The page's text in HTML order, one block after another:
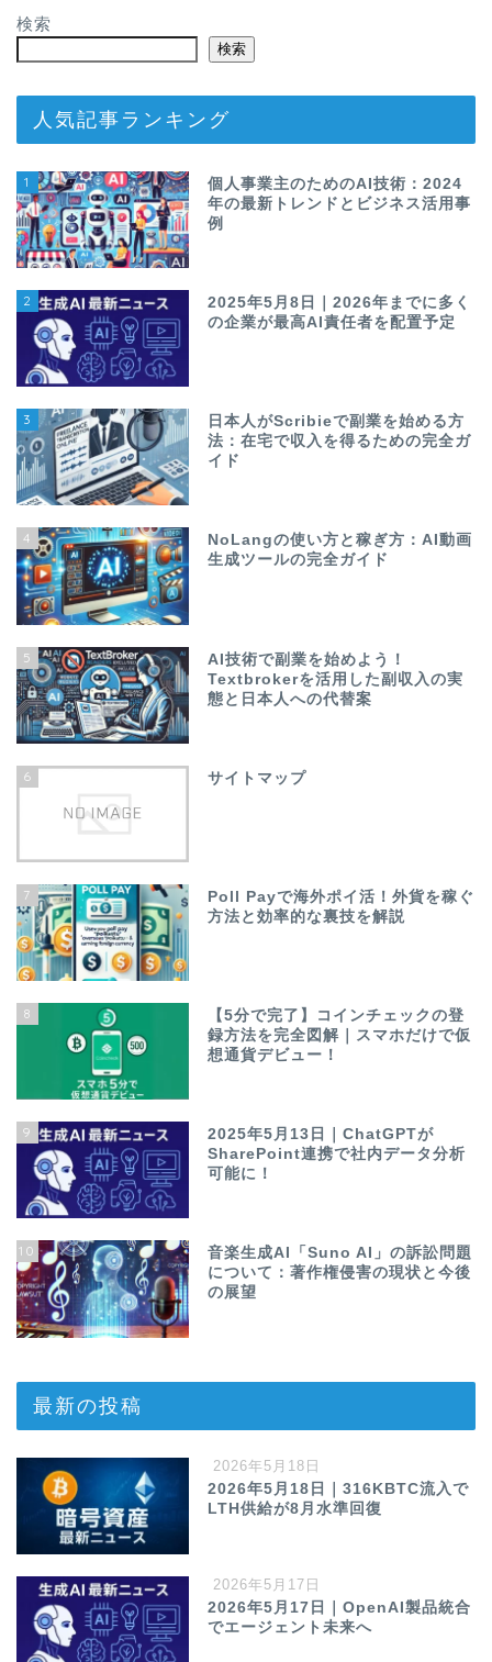
検索
検索
人気記事ランキング
1
個人事業主のためのAI技術：2024
年の最新トレンドとビジネス活用事
例
2
2025年5月8日｜2026年までに多く
の企業が最高AI責任者を配置予定
3
日本人がScribieで副業を始める方
法：在宅で収入を得るための完全ガ
イド
4
NoLangの使い方と稼ぎ方：AI動画
生成ツールの完全ガイド
5
AI技術で副業を始めよう！
Textbrokerを活用した副収入の実
態と日本人への代替案
6 サイトマップ
7
Poll Payで海外ポイ活！外貨を稼ぐ
方法と効率的な裏技を解説
8
【5分で完了】コインチェックの登
録方法を完全図解｜スマホだけで仮
想通貨デビュー！
9
2025年5月13日｜ChatGPTが
SharePoint連携で社内データ分析
可能に！
10
音楽生成AI「Suno AI」の訴訟問題
について：著作権侵害の現状と今後
の展望
最新の投稿
2026年5月18日
2026年5月18日｜316KBTC流入で
LTH供給が8月水準回復
2026年5月17日
2026年5月17日｜OpenAI製品統合
でエージェント未来へ